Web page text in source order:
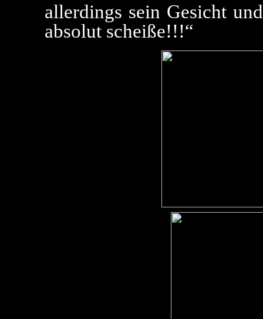
allerdings sein Gesicht
absolut scheiße!!!“